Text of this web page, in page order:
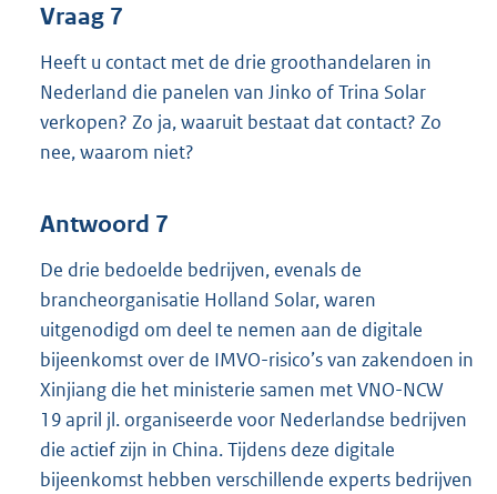
Vraag 7
Heeft u contact met de drie groothandelaren in
Nederland die panelen van Jinko of Trina Solar
verkopen? Zo ja, waaruit bestaat dat contact? Zo
nee, waarom niet?
Antwoord 7
De drie bedoelde bedrijven, evenals de
brancheorganisatie Holland Solar, waren
uitgenodigd om deel te nemen aan de digitale
bijeenkomst over de IMVO-risico’s van zakendoen in
Xinjiang die het ministerie samen met VNO-NCW
19 april jl. organiseerde voor Nederlandse bedrijven
die actief zijn in China. Tijdens deze digitale
bijeenkomst hebben verschillende experts bedrijven